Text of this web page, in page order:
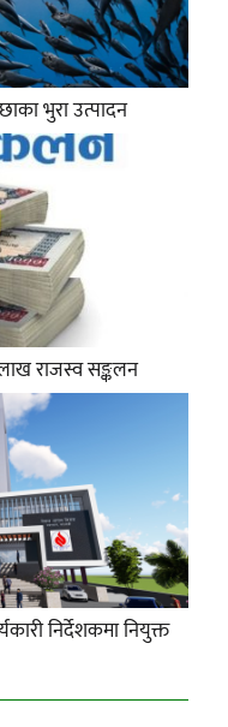
भुरा उत्पादन
लाख राजस्व सङ्कलन
निर्देशकमा नियुक्त